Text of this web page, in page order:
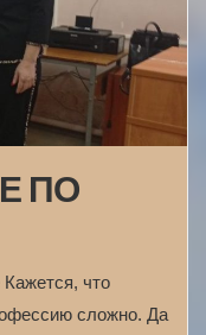
ПО
что
сложно. Да